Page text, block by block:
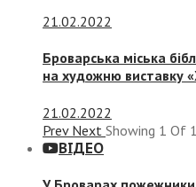
21.02.2022
Броварська міська
на художню виставку
21.02.2022
Prev Next Showing 1 Of
ВІДЕО